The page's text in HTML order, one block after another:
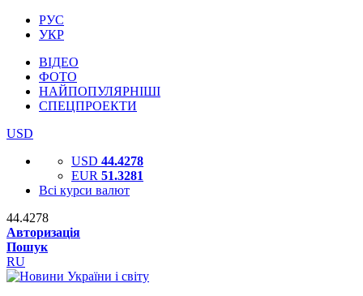
РУС
УКР
ВІДЕО
ФОТО
НАЙПОПУЛЯРНІШІ
СПЕЦПРОЕКТИ
USD
USD 44.4278
EUR 51.3281
Всі курси валют
44.4278
Авторизація
Пошук
RU